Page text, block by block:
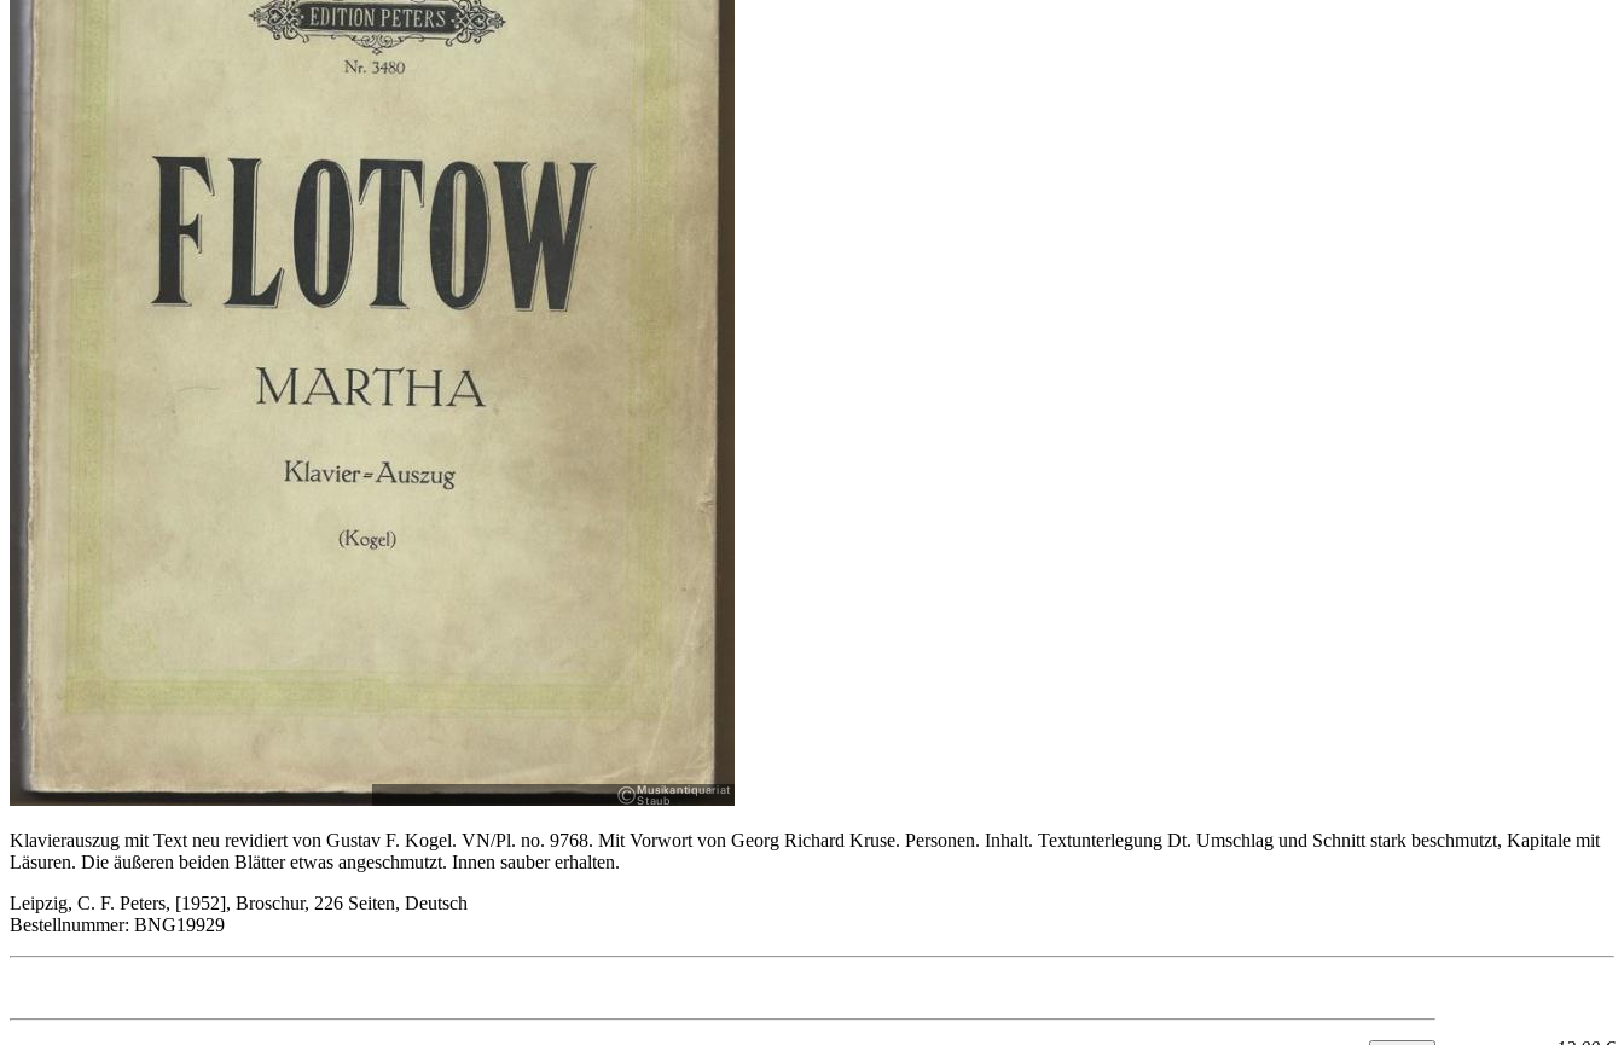
Klavierauszug mit Text neu revidiert von Gustav F. Kogel. VN/Pl. no. 9768. Mit Vorwort von Georg Richard Kruse. Personen. Inhalt. Textunterlegung Dt. Umschlag und Schnitt stark beschmutzt, Kapitale mit
Läsuren. Die äußeren beiden Blätter etwas angeschmutzt. Innen sauber erhalten.
Leipzig, C. F. Peters, [1952], Broschur, 226 Seiten, Deutsch
Bestellnummer: BNG19929